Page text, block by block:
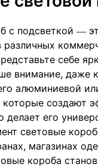
с подсветкой —
различных
себе
внимание, даже
алюминиевой
создают
делает его
световые
магазинах
короба